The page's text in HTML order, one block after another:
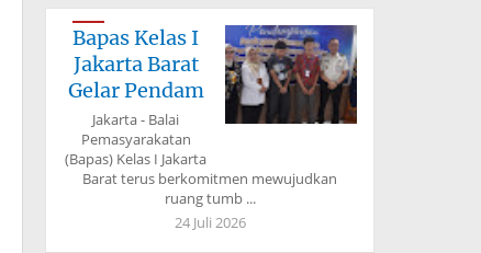
Bapas Kelas I
Jakarta Barat
Gelar Pendam
Jakarta - Balai
Pemasyarakatan
(Bapas) Kelas I Jakarta
Barat terus berkomitmen mewujudkan
ruang tumb ...
24 Juli 2026